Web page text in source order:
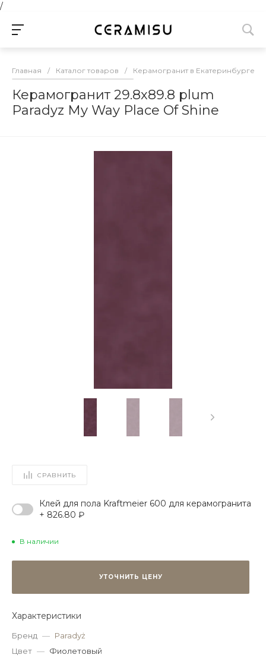
/
Главная / Каталог товаров / Керамогранит в Екатеринбурге
Керамогранит 29.8х89.8 plum
Paradyz My Way Place Of Shine
СРАВНИТЬ
Клей для пола Kraftmeier 600 для керамогранита
+ 826.80 ₽
В наличии
УТОЧНИТЬ ЦЕНУ
Характеристики
Бренд — Paradyż
Цвет — Фиолетовый